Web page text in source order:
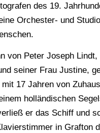
des 19.
Orchester- und
von Peter Joseph Lindt,
seiner Frau Justine,
17 Jahren von
holländischen
er das Schiff und
in Grafton